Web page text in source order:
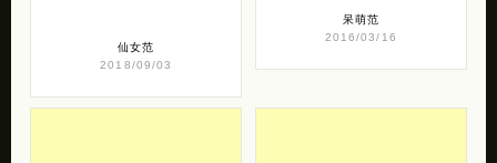
仙女范
2018/09/03
呆萌范
2016/03/16